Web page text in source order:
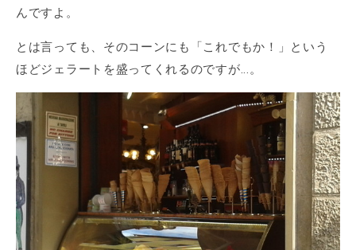
んですよ。
とは言っても、そのコーンにも「これでもか！」という
ほどジェラートを盛ってくれるのですが...。